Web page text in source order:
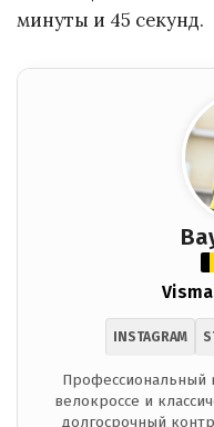
минуты и 45 секунд.
INSTAGRAM
Профессиональный
велокроссе и
долгосрочный